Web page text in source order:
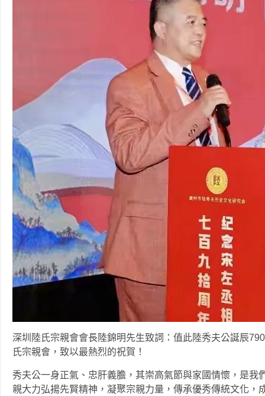
深圳陸氏宗親會會長陸錦明先生致詞：值此陸秀夫公誕辰
氏宗親會，致以最熱烈的祝賀！
秀夫公一身正氣、忠肝義膽，其崇高氣節與家國情懷，是我
親大力弘揚先賢精神，凝聚宗親力量，傳承優秀傳統文化，